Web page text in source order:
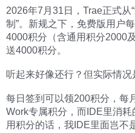
2026年7月31日，Trae正式从
制”。新规之下，免费版用户
4000积分（含通用积分2000
送4000积分。
听起来好像还行？但实际情
每日签到可以领200积分，每
Work专属积分，而IDE里消
用积分的话，我IDE里面岂不